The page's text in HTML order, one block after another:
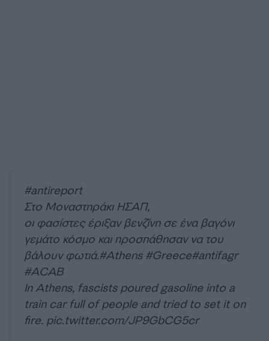
#antireport
Στο Μοναστηράκι ΗΣΑΠ,
οι φασίστες έριξαν βενζίνη σε ένα βαγόνι
γεμάτο κόσμο και προσπάθησαν να του
βάλουν φωτιά.#Athens #Greece#antifagr
#ACAB
In Athens, fascists poured gasoline into a
train car full of people and tried to set it on
fire. pic.twitter.com/JP9GbCG5cr